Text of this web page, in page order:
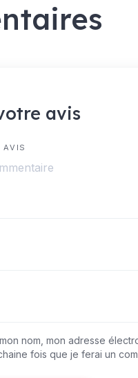
avis
AVIS
nom, mon adresse
fois que je ferai un